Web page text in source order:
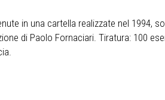
in una cartella realizzate nel 1994,
di Paolo Fornaciari. Tiratura: 100